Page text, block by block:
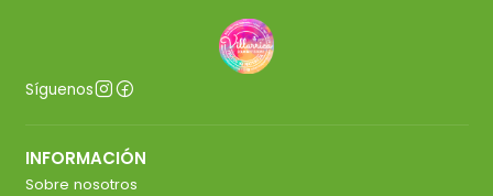
Síguenos
INFORMACIÓN
Sobre nosotros